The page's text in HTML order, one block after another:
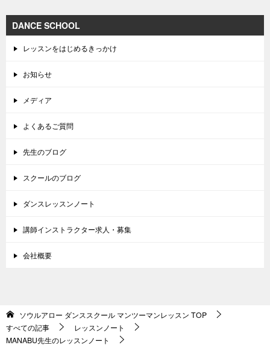
DANCE SCHOOL
レッスンをはじめるきっかけ
お知らせ
メディア
よくあるご質問
先生のブログ
スクールのブログ
ダンスレッスンノート
講師インストラクター求人・募集
会社概要
ソウルアロー ダンススクール マンツーマンレッスン TOP
すべての記事
レッスンノート
MANABU先生のレッスンノート